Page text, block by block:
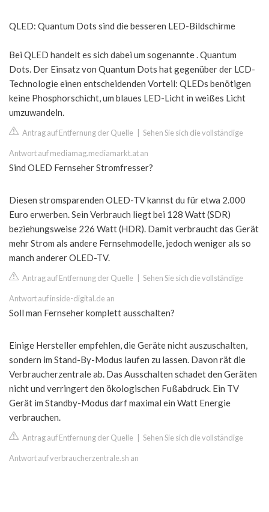
QLED: Quantum Dots sind die besseren LED-Bildschirme
Bei QLED handelt es sich dabei um sogenannte . Quantum
Dots. Der Einsatz von Quantum Dots hat gegenüber der LCD-
Technologie einen entscheidenden Vorteil: QLEDs benötigen
keine Phosphorschicht, um blaues LED-Licht in weißes Licht
umzuwandeln.
Antrag auf Entfernung der Quelle Sehen Sie sich die vollständige
Antwort auf mediamag.mediamarkt.at an
Sind OLED Fernseher Stromfresser?
Diesen stromsparenden OLED-TV kannst du für etwa 2.000
Euro erwerben. Sein Verbrauch liegt bei 128 Watt (SDR)
beziehungsweise 226 Watt (HDR). Damit verbraucht das Gerät
mehr Strom als andere Fernsehmodelle, jedoch weniger als so
manch anderer OLED-TV.
Antrag auf Entfernung der Quelle Sehen Sie sich die vollständige
Antwort auf inside-digital.de an
Soll man Fernseher komplett ausschalten?
Einige Hersteller empfehlen, die Geräte nicht auszuschalten,
sondern im Stand-By-Modus laufen zu lassen. Davon rät die
Verbraucherzentrale ab. Das Ausschalten schadet den Geräten
nicht und verringert den ökologischen Fußabdruck. Ein TV
Gerät im Standby-Modus darf maximal ein Watt Energie
verbrauchen.
Antrag auf Entfernung der Quelle Sehen Sie sich die vollständige
Antwort auf verbraucherzentrale.sh an